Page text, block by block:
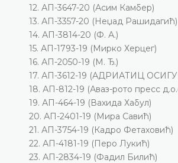
12. АП-3647-20 (Асим Камбер)
13. АП-3357-20 (Неџад Рашидагић)
14. АП-3814-20 (Ф. А.)
15. АП-1793-19 (Мирко Херцег)
16. АП-2050-19 (М. Ђ.)
17. АП-3612-19 (АДРИАТИЦ
18. АП-812-19 (Аваз-рото пресс
19. АП-464-19 (Вахида Хабул)
20. АП-2401-19 (Мира Савић)
21. АП-3754-19 (Кадро Фетаховић)
22. АП-4181-19 (Перо Лукић)
23. АП-2834-19 (Фадил Билић)